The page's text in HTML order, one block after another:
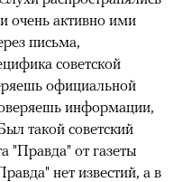
очень активно ими
письма,
советской
официальной
информации,
такой советский
"Правда" от газеты
нет известий, а в